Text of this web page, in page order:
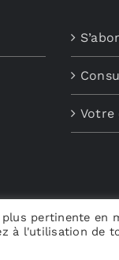
Votre
pertinente en
à l'utilisation de